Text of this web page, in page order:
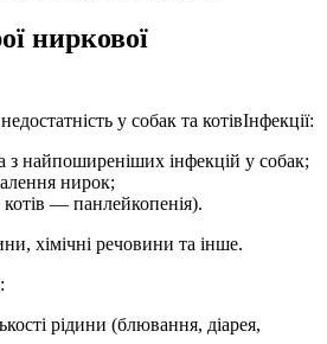
ниркової
Інфекції:
з найпоширеніших інфекцій у собак;
нирок;
котів — панлейкопенія).
хімічні речовини та інше.
рідини (блювання, діарея,